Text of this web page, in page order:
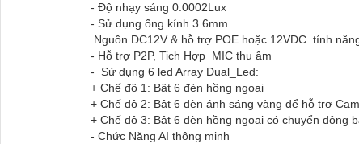
- Độ nhạy sáng 0.0002Lux
- Sử dụng ống kính 3.6mm
Nguồn DC12V & hỗ trợ POE hoặc 12VDC tính
- Hỗ trợ P2P, Tich Hợp MIC thu âm
- Sử dụng 6 led Array Dual_Led:
+ Chế độ 1: Bật 6 đèn hồng ngoại
+ Chế độ 2: Bật 6 đèn ánh sáng vàng để hỗ trợ
+ Chế độ 3: Bật 6 đèn hồng ngoại có chuyển động
- Chức Năng AI thông minh